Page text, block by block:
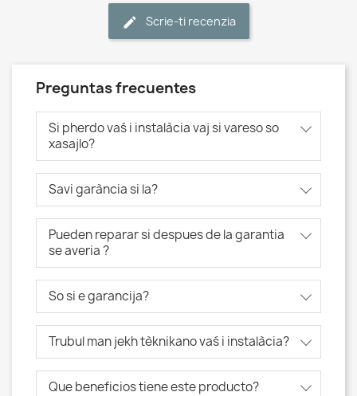
Scrie-ti recenzia
Preguntas frecuentes
Si pherdo vaś i instalàcia vaj si vareso so
xasajlo?
Savi garància si la?
Pueden reparar si despues de la garantia
se averia ?
So si e garancija?
Trubul man jekh tèknikano vaś i instalàcia?
Que beneficios tiene este producto?